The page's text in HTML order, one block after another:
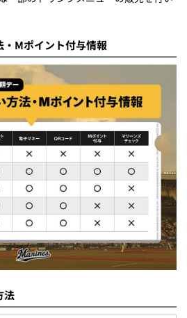
・Mポイント付与情報
法